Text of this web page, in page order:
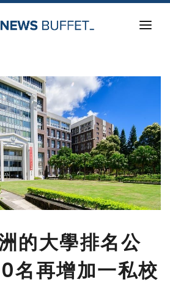
的大學排名公
名再增加一私校